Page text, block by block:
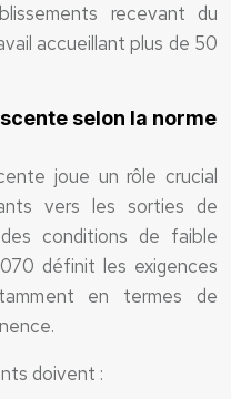
recevant du
accueillant plus de 50
selon la norme
joue un rôle crucial
vers les sorties de
conditions de faible
définit les exigences
en termes de
doivent :